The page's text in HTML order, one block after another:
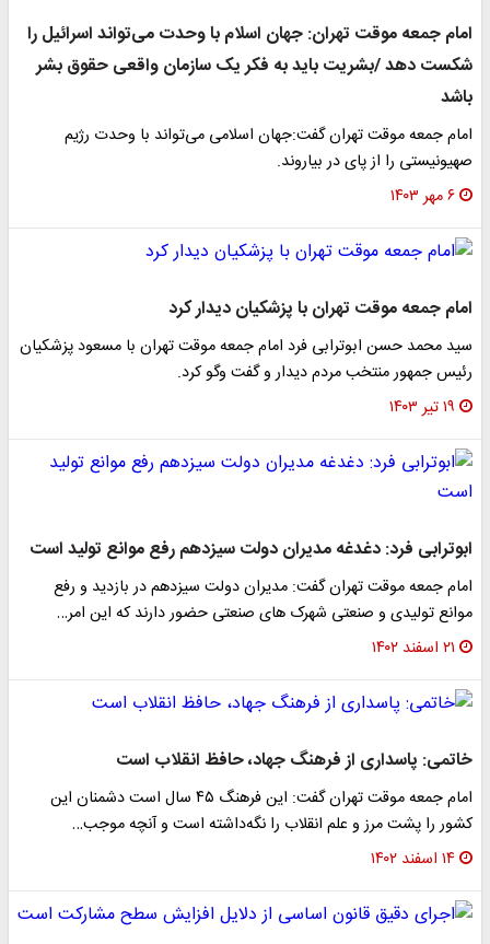
امام جمعه موقت تهران: جهان اسلام با وحدت می‌تواند اسرائیل را
شکست دهد /بشریت باید به فکر یک سازمان واقعی حقوق بشر
باشد
امام جمعه موقت تهران گفت:‌جهان اسلامی می‌تواند با وحدت رژیم
صهیونیستی را از پای در بیاروند.
۶ مهر ۱۴۰۳
امام جمعه موقت تهران با پزشکیان دیدار کرد
سید محمد حسن ابوترابی فرد امام جمعه موقت تهران با مسعود پزشکیان
رئیس جمهور منتخب مردم دیدار و گفت وگو کرد.
۱۹ تیر ۱۴۰۳
ابوترابی فرد: دغدغه مدیران دولت سیزدهم رفع موانع تولید است
امام جمعه موقت تهران گفت: مدیران دولت سیزدهم در بازدید و رفع
موانع تولیدی و صنعتی شهرک های صنعتی حضور دارند که این امر…
۲۱ اسفند ۱۴۰۲
خاتمی: پاسداری از فرهنگ جهاد، حافظ انقلاب است
امام جمعه موقت تهران گفت: این فرهنگ ۴۵ سال است دشمنان این
کشور را پشت مرز و علم انقلاب را نگه‌داشته است و آنچه موجب…
۱۴ اسفند ۱۴۰۲